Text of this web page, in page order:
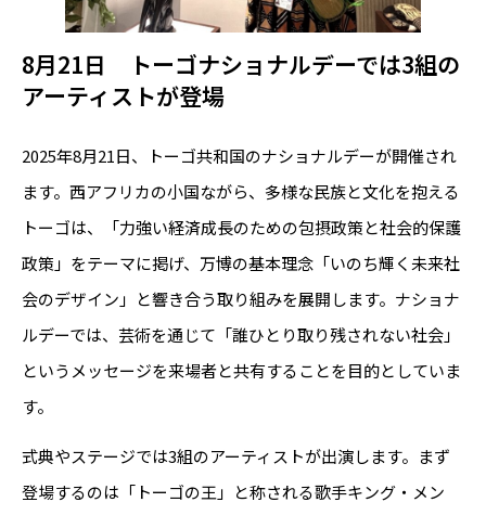
8月21日 トーゴナショナルデーでは3組の
アーティストが登場
2025年8月21日、トーゴ共和国のナショナルデーが開催され
ます。西アフリカの小国ながら、多様な民族と文化を抱える
トーゴは、「力強い経済成長のための包摂政策と社会的保護
政策」をテーマに掲げ、万博の基本理念「いのち輝く未来社
会のデザイン」と響き合う取り組みを展開します。ナショナ
ルデーでは、芸術を通じて「誰ひとり取り残されない社会」
というメッセージを来場者と共有することを目的としていま
す。
式典やステージでは3組のアーティストが出演します。まず
登場するのは「トーゴの王」と称される歌手キング・メン